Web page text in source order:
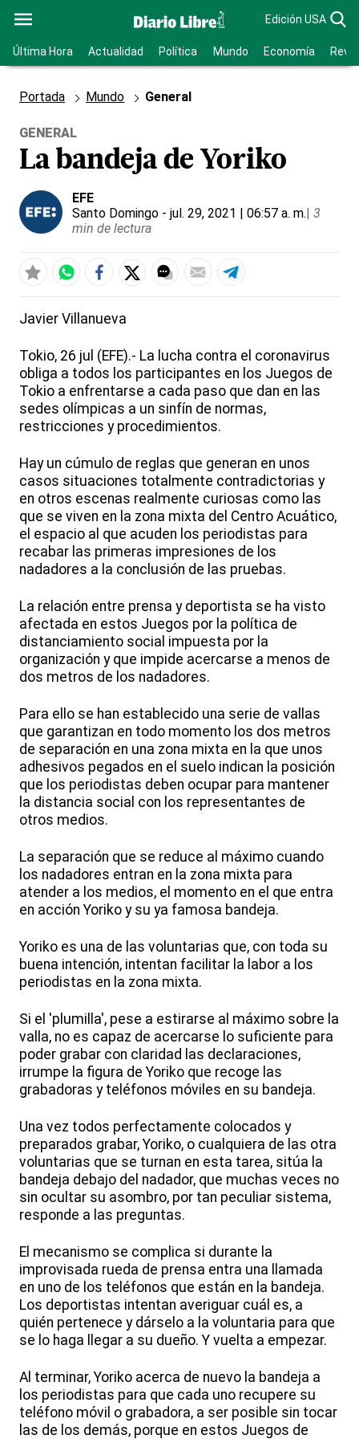
Edición USA
Última Hora Actualidad Política Mundo Economía
Portada Mundo General
GENERAL
La bandeja de Yoriko
EFE
Santo Domingo - jul. 29, 2021 | 06:57 a. m.| 3
min de lectura
Javier Villanueva
Tokio, 26 jul (EFE).- La lucha contra el coronavirus
obliga a todos los participantes en los Juegos de
Tokio a enfrentarse a cada paso que dan en las
sedes olímpicas a un sinfín de normas,
restricciones y procedimientos.
Hay un cúmulo de reglas que generan en unos
casos situaciones totalmente contradictorias y
en otros escenas realmente curiosas como las
que se viven en la zona mixta del Centro Acuático,
el espacio al que acuden los periodistas para
recabar las primeras impresiones de los
nadadores a la conclusión de las pruebas.
La relación entre prensa y deportista se ha visto
afectada en estos Juegos por la política de
distanciamiento social impuesta por la
organización y que impide acercarse a menos de
dos metros de los nadadores.
Para ello se han establecido una serie de vallas
que garantizan en todo momento los dos metros
de separación en una zona mixta en la que unos
adhesivos pegados en el suelo indican la posición
que los periodistas deben ocupar para mantener
la distancia social con los representantes de
otros medios.
La separación que se reduce al máximo cuando
los nadadores entran en la zona mixta para
atender a los medios, el momento en el que entra
en acción Yoriko y su ya famosa bandeja.
Yoriko es una de las voluntarias que, con toda su
buena intención, intentan facilitar la labor a los
periodistas en la zona mixta.
Si el 'plumilla', pese a estirarse al máximo sobre la
valla, no es capaz de acercarse lo suficiente para
poder grabar con claridad las declaraciones,
irrumpe la figura de Yoriko que recoge las
grabadoras y teléfonos móviles en su bandeja.
Una vez todos perfectamente colocados y
preparados grabar, Yoriko, o cualquiera de las otra
voluntarias que se turnan en esta tarea, sitúa la
bandeja debajo del nadador, que muchas veces no
sin ocultar su asombro, por tan peculiar sistema,
responde a las preguntas.
El mecanismo se complica si durante la
improvisada rueda de prensa entra una llamada
en uno de los teléfonos que están en la bandeja.
Los deportistas intentan averiguar cuál es, a
quién pertenece y dárselo a la voluntaria para que
se lo haga llegar a su dueño. Y vuelta a empezar.
Al terminar, Yoriko acerca de nuevo la bandeja a
los periodistas para que cada uno recupere su
teléfono móvil o grabadora, a ser posible sin tocar
las de los demás, porque en estos Juegos de